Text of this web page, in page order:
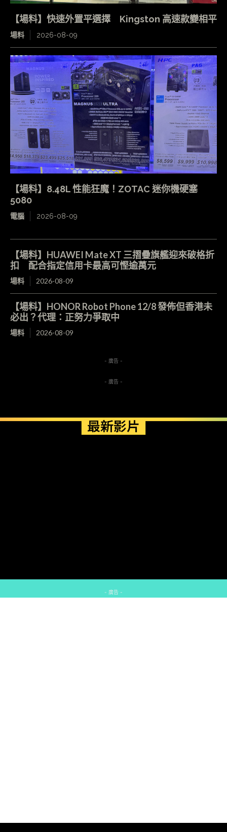
【場料】快速外置平選擇 Kingston 高速款變相平
場料 2026-08-09
【場料】8.48L 性能狂魔！ZOTAC 迷你機硬塞
5080
電腦 2026-08-09
【場料】HUAWEI Mate XT 三摺疊旗艦迎來破格折
扣 配合指定信用卡最高可慳逾萬元
場料 2026-08-09
【場料】HONOR Robot Phone 12/8 發佈但香港未
必出？代理：正努力爭取中
場料 2026-08-09
- 廣告 -
- 廣告 -
最新影片
- 廣告 -